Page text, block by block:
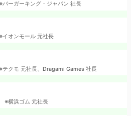
バーガーキング・ジャパン 社長
イオンモール 元社長
テクモ 元社長、Dragami Games 社長
※横浜ゴム 元社長